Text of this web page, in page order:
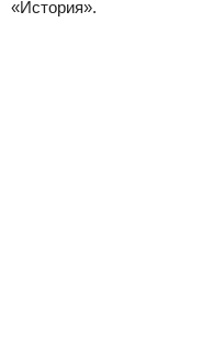
«История».